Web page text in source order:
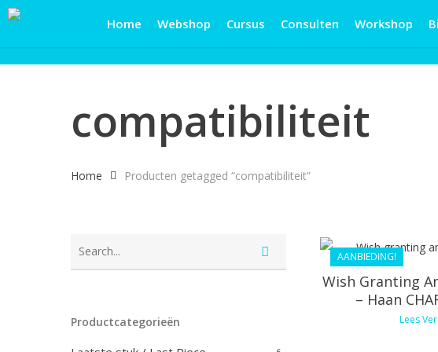
Skip
Home Webshop Cursus Consulten Workshop
compatibiliteit
Home Producten getagged “compatibiliteit”
Productcategorieën
AANBIEDING!
Wish Granting
– Haan
Lees